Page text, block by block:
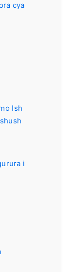
cya
Ish
i